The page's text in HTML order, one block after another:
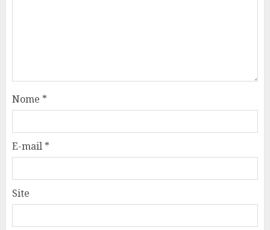
Nome *
E-mail *
Site